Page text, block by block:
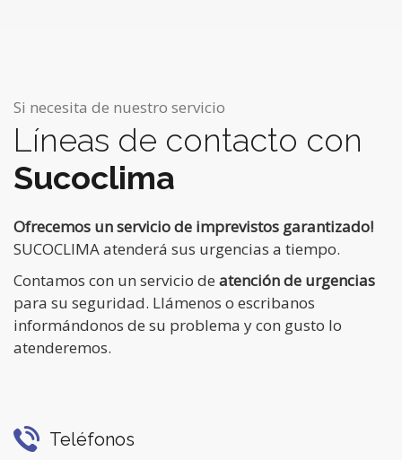
Si necesita de nuestro servicio
Líneas de contacto con
Sucoclima
Ofrecemos un servicio de imprevistos garantizado!
SUCOCLIMA atenderá sus urgencias a tiempo.
Contamos con un servicio de atención de urgencias
para su seguridad. Llámenos o escribanos
informándonos de su problema y con gusto lo
atenderemos.
Teléfonos